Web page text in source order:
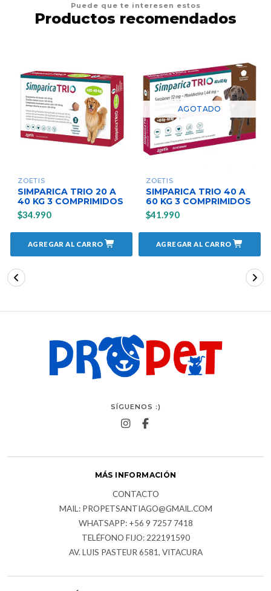
Puede que te interesen estos
Productos recomendados
ZOETIS
SIMPARICA TRIO 20 A
40 KG 3 COMPRIMIDOS
$34.990
AGREGAR AL CARRO
AGOTADO
ZOETIS
SIMPARICA TRIO 40 A
60 KG 3 COMPRIMIDOS
$41.990
AGREGAR AL CARRO
SÍGUENOS :)
MÁS INFORMACIÓN
CONTACTO
MAIL: PROPETSANTIAGO@GMAIL.COM
WHATSAPP: +56 9 7257 7418
TELÉFONO FIJO: 222191590
AV. LUIS PASTEUR 6581, VITACURA